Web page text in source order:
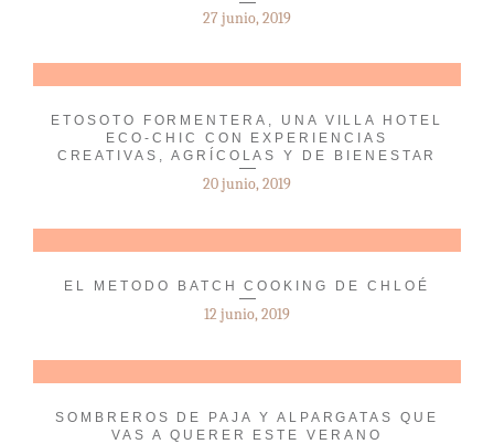
27 junio, 2019
ETOSOTO FORMENTERA, UNA VILLA HOTEL
ECO-CHIC CON EXPERIENCIAS
CREATIVAS, AGRÍCOLAS Y DE BIENESTAR
20 junio, 2019
EL METODO BATCH COOKING DE CHLOÉ
12 junio, 2019
SOMBREROS DE PAJA Y ALPARGATAS QUE
VAS A QUERER ESTE VERANO